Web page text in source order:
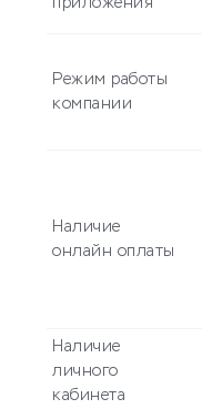
приложения
Режим работы
компании
Наличие
онлайн оплаты
Наличие
личного
кабинета